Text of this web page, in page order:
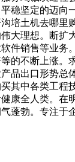
稳坚定的迈
培土机去哪
大理想。断
件销售等业
的不断上涨
品出口形势
其中各类工
康全人类。
勃。专注于